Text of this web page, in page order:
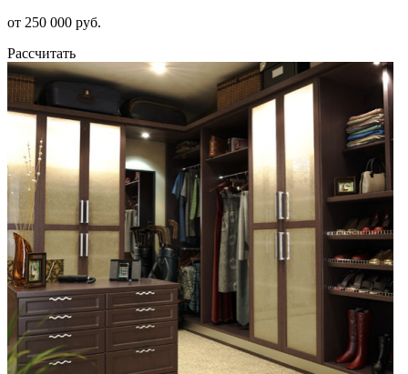
от 250 000 руб.
Рассчитать